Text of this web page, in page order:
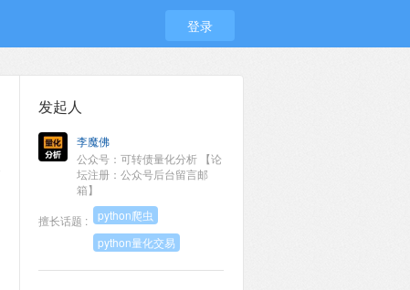
登录
发起人
李魔佛
公众号：可转债量化分析 【论
坛注册：公众号后台留言邮
箱】
擅长话题 :
python爬虫
python量化交易